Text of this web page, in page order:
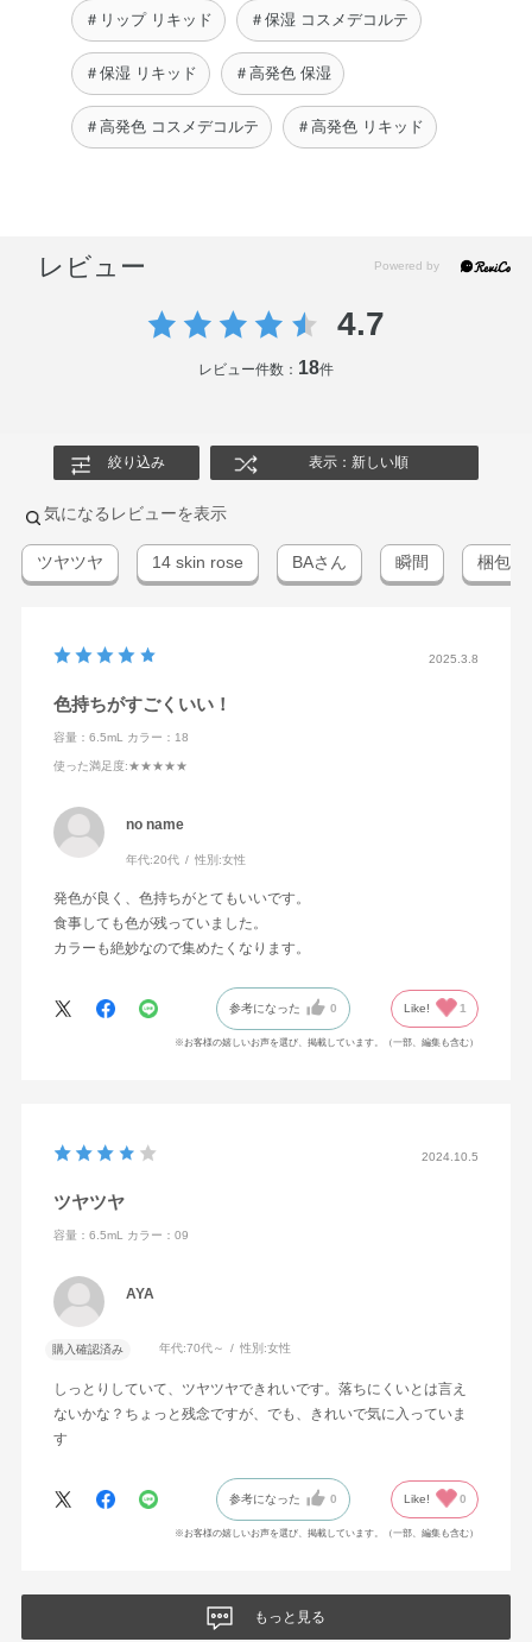
＃リップ リキッド ＃保湿 コスメデコルテ
＃保湿 リキッド ＃高発色 保湿
＃高発色 コスメデコルテ ＃高発色 リキッド
レビュー
4.7
レビュー件数： 18件
絞り込み 表示：新しい順
気になるレビューを表示
ツヤツヤ 14 skin rose BAさん 瞬間 梱包
2025.3.8
色持ちがすごくいい！
容量：6.5mL カラー：18
使った満足度:★★★★★
no name
年代:20代 性別:女性
発色が良く、色持ちがとてもいいです。
食事しても色が残っていました。
カラーも絶妙なので集めたくなります。
参考になった 0 Like! 1
※お客様の嬉しいお声を選び、掲載しています。（一部、編集も含む）
2024.10.5
ツヤツヤ
容量：6.5mL カラー：09
AYA
購入確認済み 年代:70代～ 性別:女性
しっとりしていて、ツヤツヤできれいです。落ちにくいとは言え
ないかな？ちょっと残念ですが、でも、きれいで気に入っていま
す
参考になった 0 Like! 0
※お客様の嬉しいお声を選び、掲載しています。（一部、編集も含む）
もっと見る